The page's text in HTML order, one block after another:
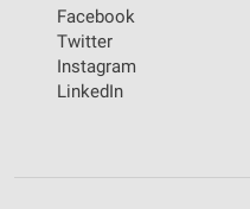
Facebook
Twitter
Instagram
LinkedIn